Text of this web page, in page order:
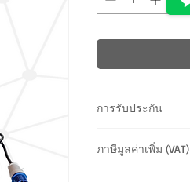
การรับประกัน
และ มอเตอร์ สวิชต์)
ภาษีมูลค่าเพิ่ม (VAT)